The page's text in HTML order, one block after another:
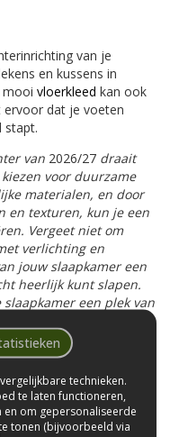
van je
en kussens in
mooi vloerkleed kan ook
ervoor dat je voeten
stapt.
van 2026/27 draait
voor duurzame
materialen, en door
en texturen, kun je een
Vergeet niet om
verlichting en
jouw slaapkamer een
heerlijk kunt slapen.
een plek van
technieken.
te laten functioneren,
en om gepersonaliseerde
tonen (bijvoorbeeld via